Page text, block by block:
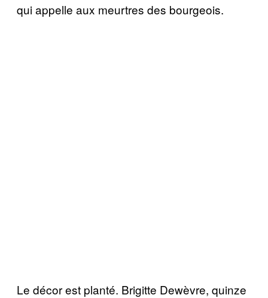
qui appelle aux meurtres des bourgeois.
Le décor est planté. Brigitte Dewèvre, quinze